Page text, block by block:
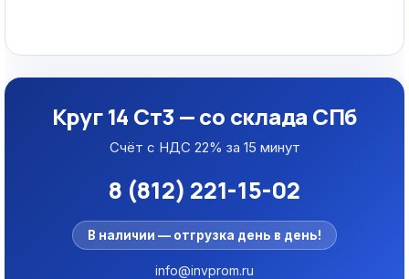
Круг 14 Ст3 — со склада СПб
Счёт с НДС 22% за 15 минут
8 (812) 221-15-02
В наличии — отгрузка день в день!
info@invprom.ru